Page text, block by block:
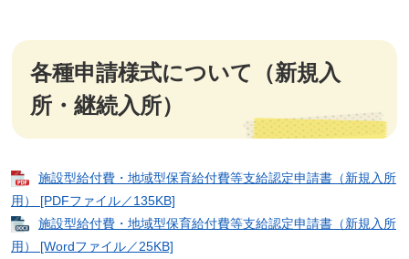
各種申請様式について（新規入
所・継続入所）
施設型給付費・地域型保育給付費等支給認定申請書（新規入所
用） [PDFファイル／135KB]
施設型給付費・地域型保育給付費等支給認定申請書（新規入所
用） [Wordファイル／25KB]